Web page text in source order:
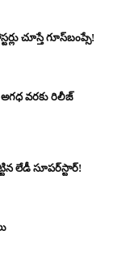
చూస్తే గూస్‌బంప్సే!
వరకు రిలీజ్
లేడీ సూపర్‌స్టార్!